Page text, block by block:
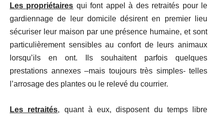
Les propriétaires qui font appel à des retraités pour le
gardiennage de leur domicile désirent en premier lieu
sécuriser leur maison par une présence humaine, et sont
particulièrement sensibles au confort de leurs animaux
lorsqu’ils en ont. Ils souhaitent parfois quelques
prestations annexes –mais toujours très simples- telles
l’arrosage des plantes ou le relevé du courrier.
Les retraités, quant à eux, disposent du temps libre